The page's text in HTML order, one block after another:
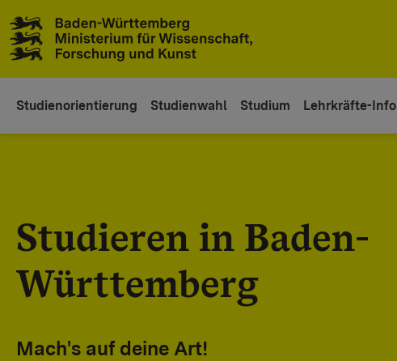
Studienorientierung Studienwahl Studium Lehrkräfte-Info
Studieren in Baden-
Württemberg
Mach's auf deine Art!